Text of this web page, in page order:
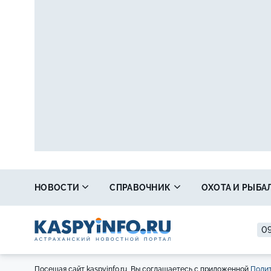
НОВОСТИ СПРАВОЧНИК ОХОТА И
Посещая сайт kaspyinfo.ru, Вы соглашаетесь с приложенной